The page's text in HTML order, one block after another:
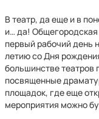
В театр, да еще и в
и… да!
первый рабочий день
летию со Дня
большинстве театров
посвященные
площадок, где еще
мероприятия можно